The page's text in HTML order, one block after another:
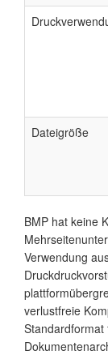
Dateigröße
BMP hat keine
Verwendung
verlustfreie
Standardformat